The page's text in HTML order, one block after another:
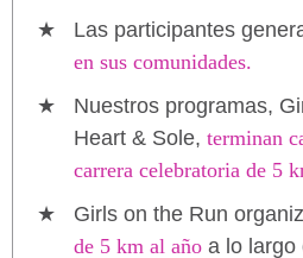
Las participantes
en sus comunidades.
Nuestros programas,
Heart & Sole, terminan
carrera celebratoria de 5
Girls on the Run
de 5 km al año a lo largo